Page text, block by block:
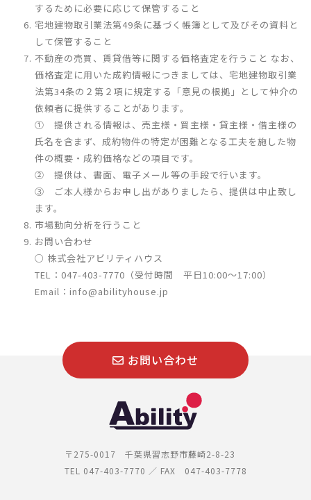
するために必要に応じて保管すること
宅地建物取引業法第49条に基づく帳簿として及びその資料と
して保管すること
不動産の売買、賃貸借等に関する価格査定を行うこと なお、
価格査定に用いた成約情報につきましては、宅地建物取引業
法第34条の２第２項に規定する「意見の根拠」として仲介の
依頼者に提供することがあります。
① 提供される情報は、売主様・買主様・貸主様・借主様の
氏名を含まず、成約物件の特定が困難となる工夫を施した物
件の概要・成約価格などの項目です。
② 提供は、書面、電子メール等の手段で行います。
③ ご本人様からお申し出がありましたら、提供は中止致し
ます。
市場動向分析を行うこと
お問い合わせ
○ 株式会社アビリティハウス
TEL：047-403-7770（受付時間 平日10:00～17:00）
Email：info@abilityhouse.jp
お問い合わせ
〒275-0017 千葉県習志野市藤崎2-8-23
TEL 047-403-7770 ／ FAX 047-403-7778